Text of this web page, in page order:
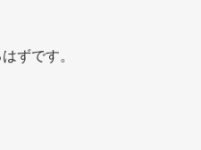
ずです。